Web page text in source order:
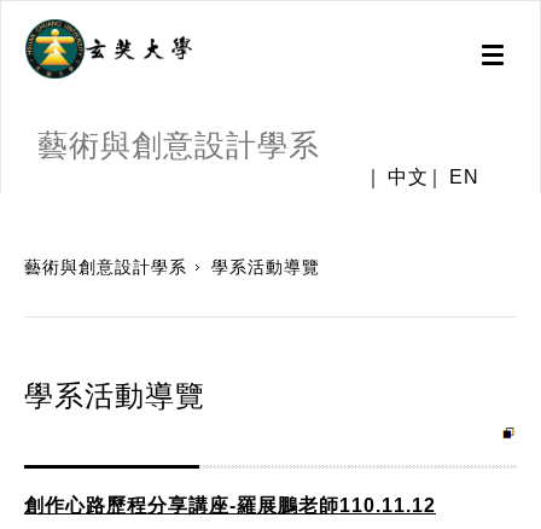
Toggle
藝術與創意設計學系
中文 EN
藝術與創意設計學系 學系活動導覽
學系活動導覽
創作心路歷程分享講座-羅展鵬老師110.11.12